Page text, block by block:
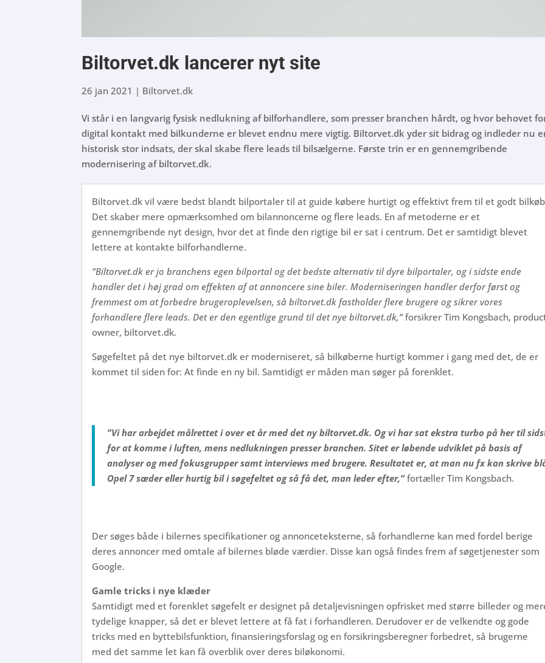
Biltorvet.dk lancerer nyt site
26 jan 2021 | Biltorvet.dk
Vi står i en langvarig fysisk nedlukning af bilforhandlere, som presser branchen hårdt, og hvor behovet
digital kontakt med bilkunderne er blevet endnu mere vigtig. Biltorvet.dk yder sit bidrag og indleder nu
historisk stor indsats, der skal skabe flere leads til bilsælgerne. Første trin er en gennemgribende
modernisering af biltorvet.dk.
Biltorvet.dk vil være bedst blandt bilportaler til at guide købere hurtigt og effektivt frem til et godt
Det skaber mere opmærksomhed om bilannoncerne og flere leads. En af metoderne er et
gennemgribende nyt design, hvor det at finde den rigtige bil er sat i centrum. Det er samtidigt blevet
lettere at kontakte bilforhandlerne.
”Biltorvet.dk er jo branchens egen bilportal og det bedste alternativ til dyre bilportaler, og i sidste ende
handler det i høj grad om effekten af at annoncere sine biler. Moderniseringen handler derfor først og
fremmest om at forbedre brugeroplevelsen, så biltorvet.dk fastholder flere brugere og sikrer vores
forhandlere flere leads. Det er den egentlige grund til det nye biltorvet.dk,”forsikrer Tim Kongsbach,
owner, biltorvet.dk.
Søgefeltet på det nye biltorvet.dk er moderniseret, så bilkøberne hurtigt kommer i gang med det, de er
kommet til siden for: At finde en ny bil. Samtidigt er måden man søger på forenklet.
”Vi har arbejdet målrettet i over et år med det ny biltorvet.dk. Og vi har sat ekstra turbo på her til
for at komme i luften, mens nedlukningen presser branchen. Sitet er løbende udviklet på basis af
analyser og med fokusgrupper samt interviews med brugere. Resultatet er, at man nu fx kan skrive
Opel 7 sæder eller hurtig bil i søgefeltet og så få det, man leder efter,”fortæller Tim Kongsbach.
Der søges både i bilernes specifikationer og annonceteksterne, så forhandlerne kan med fordel berige
deres annoncer med omtale af bilernes bløde værdier. Disse kan også findes frem af søgetjenester som
Google.
Gamle tricks i nye klæder
Samtidigt med et forenklet søgefelt er designet på detaljevisningen opfrisket med større billeder og
tydelige knapper, så det er blevet lettere at få fat i forhandleren. Derudover er de velkendte og gode
tricks med en byttebilsfunktion, finansieringsforslag og en forsikringsberegner forbedret, så brugerne
med det samme let kan få overblik over deres biløkonomi.